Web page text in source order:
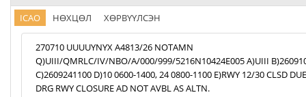
ICAO НӨХЦӨЛ ХӨРВҮҮЛСЭН
270710 UUUUYNYX A4813/26 NOTAMN
Q)UIII/QMRLC/IV/NBO/A/000/999/5216N10424E005 A)UIII
C)2609241100 D)10 0600-1400, 24 0800-1100 E)RWY 12/30 CLSD
DRG RWY CLOSURE AD NOT AVBL AS ALTN.